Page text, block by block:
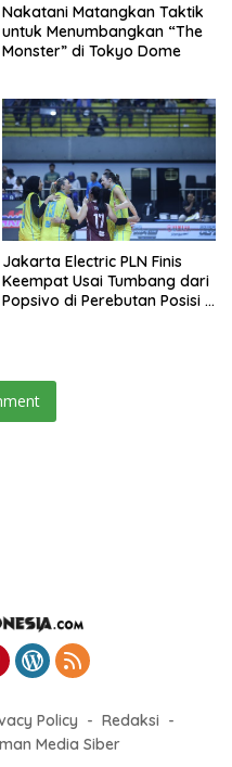
Nakatani Matangkan Taktik
untuk Menumbangkan “The
Monster” di Tokyo Dome
Jakarta Electric PLN Finis
Keempat Usai Tumbang dari
Popsivo di Perebutan Posisi 3
Policy
Redaksi
Media Siber